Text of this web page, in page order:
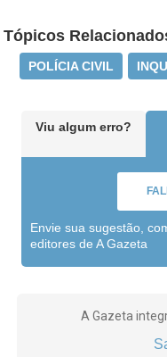
Tópicos
POLÍCIA CIVIL
Viu algum erro?
Envie sua sugestão,
editores de A Gazeta
A Gazeta